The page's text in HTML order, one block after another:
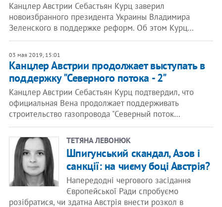
Канцлер Австрии Себастьян Курц заверил
новоизбранного президента Украины Владимира
Зеленского в поддержке реформ. Об этом Курц…
03 мая 2019, 15:01
Канцлер Австрии продолжает выступать в
поддержку "Северного потока - 2"
Канцлер Австрии Себастьян Курц подтвердил, что
официальная Вена продолжает поддерживать
строительство газопровода "Северный поток…
​ТЕТЯНА ЛЕВОНЮК
Шпигунський скандал, Азов і
санкції: на чиєму боці Австрія?
Напередодні чергового засідання
Європейської Ради спробуємо
розібратися, чи здатна Австрія внести розкол в